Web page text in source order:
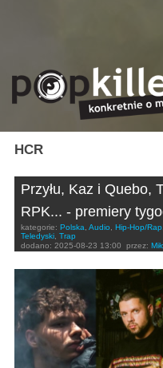
HCR
Przyłu, Kaz i Quebo,
RPK... - premiery
kategorie: Polska, Audio, Hip-Hop/Rap
Teledyski, Trap
dodano: 2025-08-23 13:00 przez: